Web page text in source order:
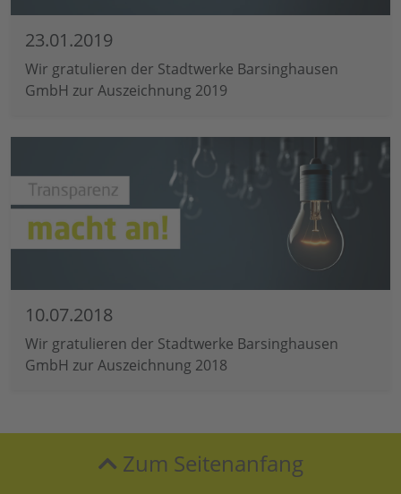
23.01.2019
Wir gratulieren der Stadtwerke Barsinghausen
GmbH zur Auszeichnung 2019
10.07.2018
Wir gratulieren der Stadtwerke Barsinghausen
GmbH zur Auszeichnung 2018
Zum Seitenanfang